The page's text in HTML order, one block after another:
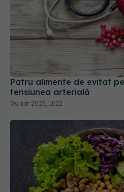
Patru alimente de evitat
tensiunea arterială
06 apr 2025, 11:22